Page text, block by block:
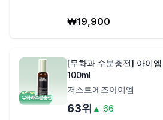
₩19,900
[무화과 수분충전] 아이
100ml
저스트에즈아이엠
63위 ▲ 66